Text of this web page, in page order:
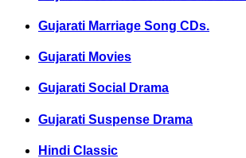
Gujarati Marriage Song CDs.
Gujarati Movies
Gujarati Social Drama
Gujarati Suspense Drama
Hindi Classic